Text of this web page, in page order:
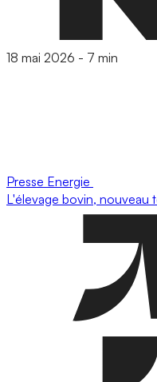
18 mai 2026 - 7 min
Presse Energie
L'élevage bovin, nouveau